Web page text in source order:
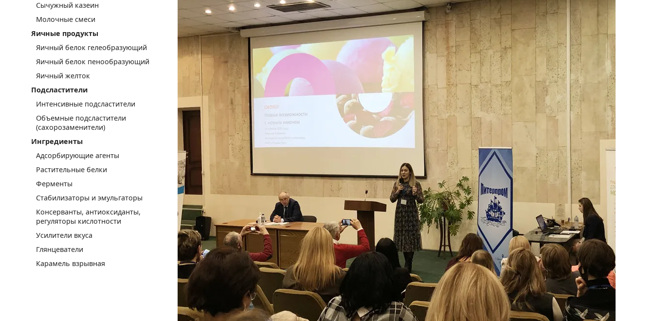
Сычужный казеин
Молочные смеси
Яичные продукты
Яичный белок гелеобразующий
Яичный белок пенообразующий
Яичный желток
Подсластители
Интенсивные подсластители
Объемные подсластители
(сахорозаменители)
Ингредиенты
Адсорбирующие агенты
Растительные белки
Ферменты
Стабилизаторы и эмульгаторы
Консерванты, антиоксиданты,
регуляторы кислотности
Усилители вкуса
Глянцеватели
Карамель взрывная